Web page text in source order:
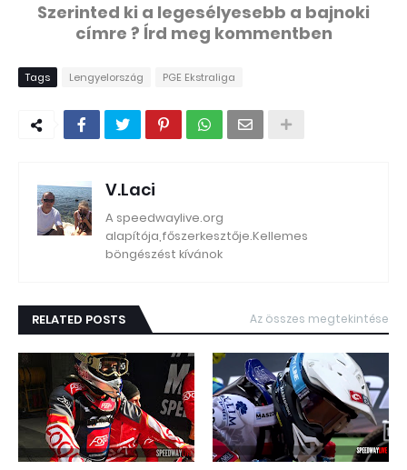
Szerinted ki a legesélyesebb a bajnoki
címre ? Írd meg kommentben
Tags Lengyelország PGE Ekstraliga
V.Laci
A speedwaylive.org
alapítója,főszerkesztője.Kellemes
böngészést kívánok
RELATED POSTS Az összes megtekintése